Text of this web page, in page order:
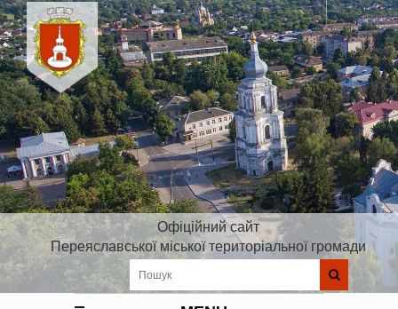
Офіційний сайт
Переяславської міської територіальної громади